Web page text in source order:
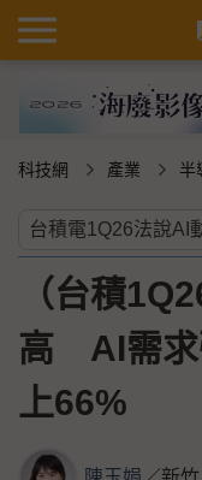
科技網 產業 半
（台積
高 AI需求
上66%